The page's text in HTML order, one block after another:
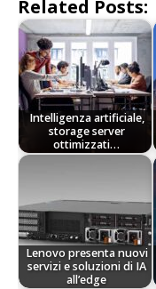
Related Posts:
Intelligenza artificiale,
storage server
ottimizzati…
Lenovo presenta nuovi
servizi e soluzioni di IA
all’edge